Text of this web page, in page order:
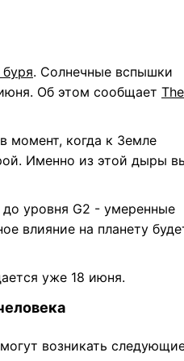
. Солнечные вспышки
Об этом сообщает The
момент, когда к Земле
Именно из этой дыры
до уровня G2 - умеренные
влияние на планету
уже 18 июня.
возникать